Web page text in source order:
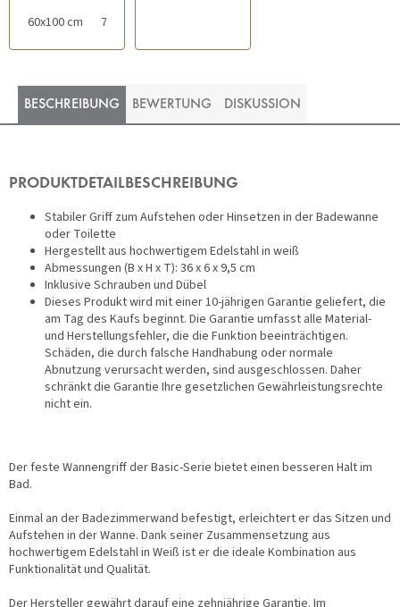
60x100 cm 70x120 cm
BESCHREIBUNG BEWERTUNG DISKUSSION
PRODUKTDETAILBESCHREIBUNG
Stabiler Griff zum Aufstehen oder Hinsetzen in der Badewanne
oder Toilette
Hergestellt aus hochwertigem Edelstahl in weiß
Abmessungen (B x H x T): 36 x 6 x 9,5 cm
Inklusive Schrauben und Dübel
Dieses Produkt wird mit einer 10-jährigen Garantie geliefert, die
am Tag des Kaufs beginnt. Die Garantie umfasst alle Material-
und Herstellungsfehler, die die Funktion beeinträchtigen.
Schäden, die durch falsche Handhabung oder normale
Abnutzung verursacht werden, sind ausgeschlossen. Daher
schränkt die Garantie Ihre gesetzlichen Gewährleistungsrechte
nicht ein.
Der feste Wannengriff der Basic-Serie bietet einen besseren Halt im
Bad.
Einmal an der Badezimmerwand befestigt, erleichtert er das Sitzen und
Aufstehen in der Wanne. Dank seiner Zusammensetzung aus
hochwertigem Edelstahl in Weiß ist er die ideale Kombination aus
Funktionalität und Qualität.